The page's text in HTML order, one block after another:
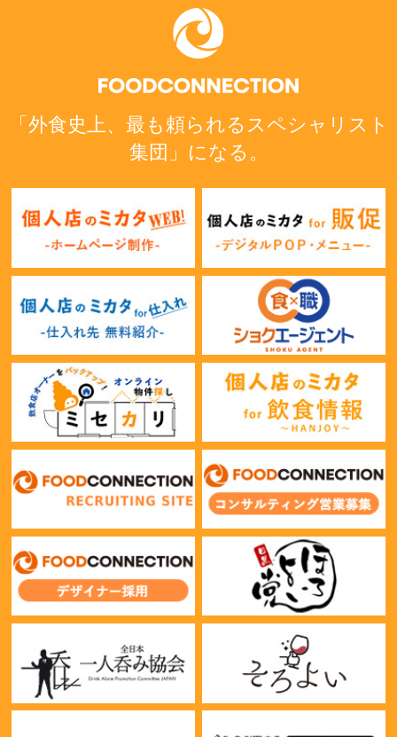
「外食史上、最も頼られるスペシャリスト
集団」になる。